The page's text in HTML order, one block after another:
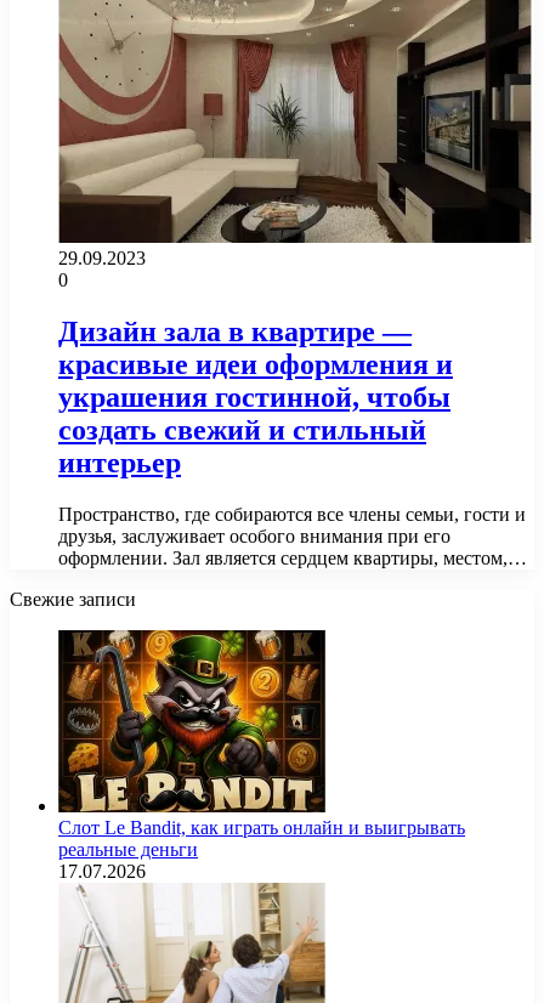
29.09.2023
0
Дизайн зала в квартире —
красивые идеи оформления и
украшения гостинной, чтобы
создать свежий и стильный
интерьер
Пространство, где собираются все члены семьи, гости и
друзья, заслуживает особого внимания при его
оформлении. Зал является сердцем квартиры, местом,…
Свежие записи
Слот Le Bandit, как играть онлайн и выигрывать
реальные деньги
17.07.2026